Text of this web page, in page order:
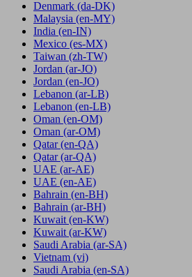
Denmark (da-DK)
Malaysia (en-MY)
India (en-IN)
Mexico (es-MX)
Taiwan (zh-TW)
Jordan (ar-JO)
Jordan (en-JO)
Lebanon (ar-LB)
Lebanon (en-LB)
Oman (en-OM)
Oman (ar-OM)
Qatar (en-QA)
Qatar (ar-QA)
UAE (ar-AE)
UAE (en-AE)
Bahrain (en-BH)
Bahrain (ar-BH)
Kuwait (en-KW)
Kuwait (ar-KW)
Saudi Arabia (ar-SA)
Vietnam (vi)
Saudi Arabia (en-SA)